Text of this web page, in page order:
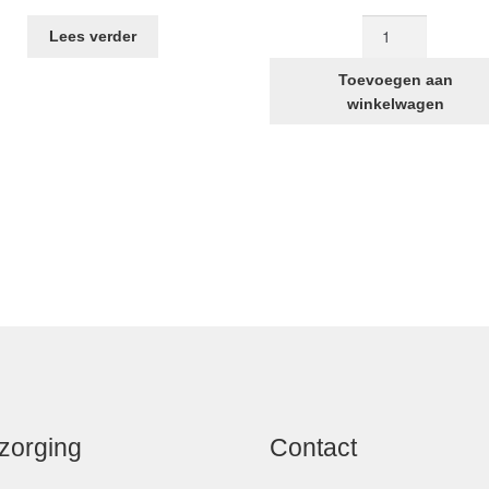
Lees verder
voor
achteras
Toevoegen aan
winkelwagen
Contact